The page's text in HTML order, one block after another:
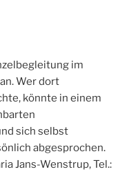
im
Wer dort
könnte in einem
sich selbst
abgesprochen.
Jans-Wenstrup, Tel.: